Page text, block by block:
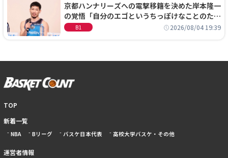
京都ハンナリーズへの電撃移籍を決めた岸本隆一
の覚悟「自分のエゴというちっぽけなことのため
に、京都に来たわけではない」
B1 2026/08/04 19:39
TOP
新着一覧
NBA Bリーグ バスケ日本代表 高校大学バスケ・その他
運営者情報